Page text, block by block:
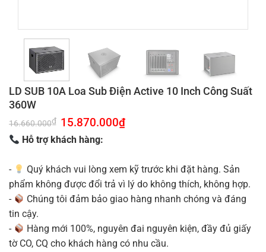
LD SUB 10A Loa Sub Điện Active 10 Inch Công Suất
360W
16.660.000₫ Giá
gốc
là:
16.660.000₫.
15.870.000₫Giá
Hỗ trợ khách hàng:
-
Quý khách vui lòng xem kỹ trước khi đặt hàng. Sản
phẩm không được đổi trả vì lý do không thích, không hợp.
-
Chúng tôi đảm bảo giao hàng nhanh chóng và đáng
tin cậy.
-
Hàng mới 100%, nguyên đai nguyên kiện, đầy đủ giấy
tờ CO, CQ cho khách hàng có nhu cầu.